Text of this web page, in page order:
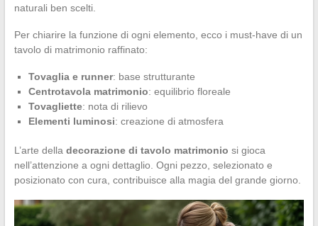
naturali ben scelti.
Per chiarire la funzione di ogni elemento, ecco i must-have di un
tavolo di matrimonio raffinato:
Tovaglia e runner: base strutturante
Centrotavola matrimonio: equilibrio floreale
Tovagliette: nota di rilievo
Elementi luminosi: creazione di atmosfera
L’arte della decorazione di tavolo matrimonio si gioca
nell’attenzione a ogni dettaglio. Ogni pezzo, selezionato e
posizionato con cura, contribuisce alla magia del grande giorno.